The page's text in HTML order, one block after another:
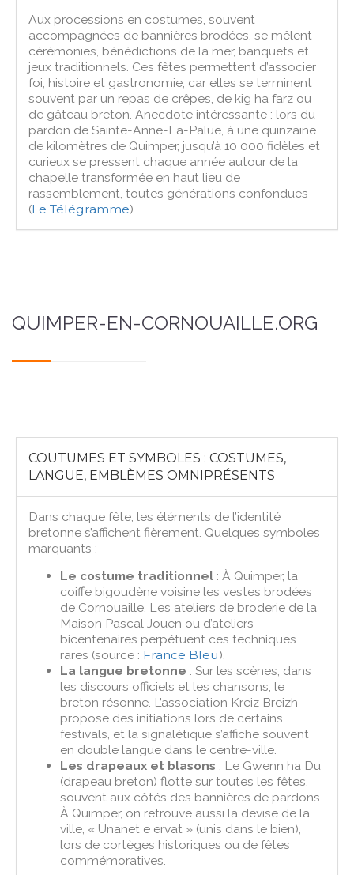
Aux processions en costumes, souvent
accompagnées de bannières brodées, se mêlent
cérémonies, bénédictions de la mer, banquets et
jeux traditionnels. Ces fêtes permettent d’associer
foi, histoire et gastronomie, car elles se terminent
souvent par un repas de crêpes, de kig ha farz ou
de gâteau breton. Anecdote intéressante : lors du
pardon de Sainte-Anne-La-Palue, à une quinzaine
de kilomètres de Quimper, jusqu’à 10 000 fidèles et
curieux se pressent chaque année autour de la
chapelle transformée en haut lieu de
rassemblement, toutes générations confondues
(Le Télégramme).
QUIMPER-EN-CORNOUAILLE.ORG
COUTUMES ET SYMBOLES : COSTUMES,
LANGUE, EMBLÈMES OMNIPRÉSENTS
Dans chaque fête, les éléments de l’identité
bretonne s’affichent fièrement. Quelques symboles
marquants :
Le costume traditionnel : À Quimper, la
coiffe bigoudène voisine les vestes brodées
de Cornouaille. Les ateliers de broderie de la
Maison Pascal Jouen ou d’ateliers
bicentenaires perpétuent ces techniques
rares (source : France Bleu).
La langue bretonne : Sur les scènes, dans
les discours officiels et les chansons, le
breton résonne. L’association Kreiz Breizh
propose des initiations lors de certains
festivals, et la signalétique s’affiche souvent
en double langue dans le centre-ville.
Les drapeaux et blasons : Le Gwenn ha Du
(drapeau breton) flotte sur toutes les fêtes,
souvent aux côtés des bannières de pardons.
À Quimper, on retrouve aussi la devise de la
ville, « Unanet e ervat » (unis dans le bien),
lors de cortèges historiques ou de fêtes
commémoratives.